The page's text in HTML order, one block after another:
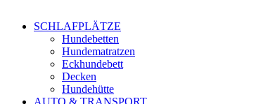
SCHLAFPLÄTZE
Hundebetten
Hundematratzen
Eckhundebett
Decken
Hundehütte